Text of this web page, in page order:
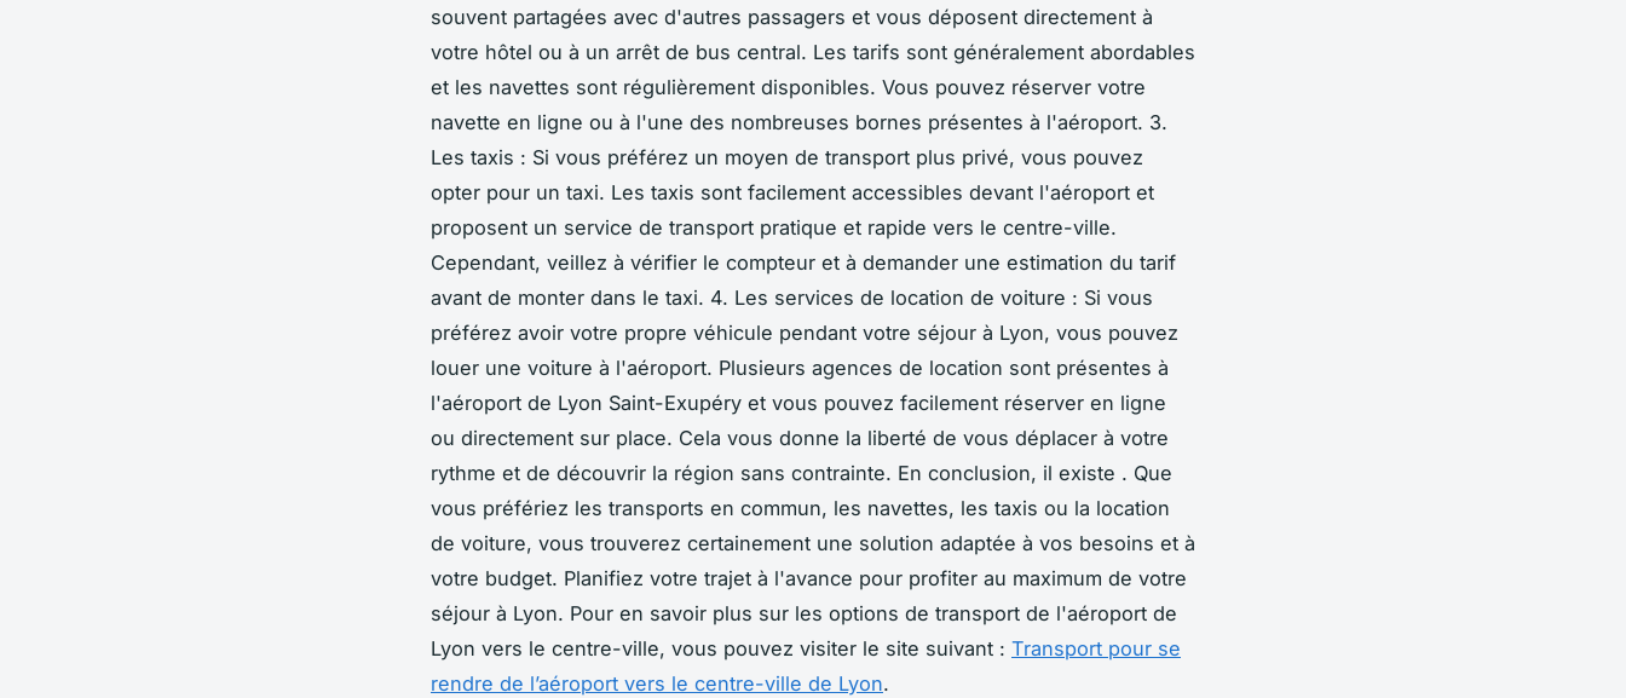
souvent partagées avec d'autres passagers et vous déposent directement à
votre hôtel ou à un arrêt de bus central. Les tarifs sont généralement abordables
et les navettes sont régulièrement disponibles. Vous pouvez réserver votre
navette en ligne ou à l'une des nombreuses bornes présentes à l'aéroport. 3.
Les taxis : Si vous préférez un moyen de transport plus privé, vous pouvez
opter pour un taxi. Les taxis sont facilement accessibles devant l'aéroport et
proposent un service de transport pratique et rapide vers le centre-ville.
Cependant, veillez à vérifier le compteur et à demander une estimation du tarif
avant de monter dans le taxi. 4. Les services de location de voiture : Si vous
préférez avoir votre propre véhicule pendant votre séjour à Lyon, vous pouvez
louer une voiture à l'aéroport. Plusieurs agences de location sont présentes à
l'aéroport de Lyon Saint-Exupéry et vous pouvez facilement réserver en ligne
ou directement sur place. Cela vous donne la liberté de vous déplacer à votre
rythme et de découvrir la région sans contrainte. En conclusion, il existe . Que
vous préfériez les transports en commun, les navettes, les taxis ou la location
de voiture, vous trouverez certainement une solution adaptée à vos besoins et à
votre budget. Planifiez votre trajet à l'avance pour profiter au maximum de votre
séjour à Lyon. Pour en savoir plus sur les options de transport de l'aéroport de
Lyon vers le centre-ville, vous pouvez visiter le site suivant : Transport pour se
rendre de l’aéroport vers le centre-ville de Lyon.